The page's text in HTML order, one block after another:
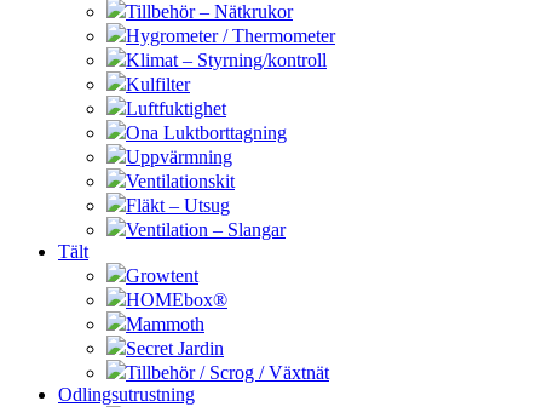
Tillbehör – Nätkrukor
Hygrometer / Thermometer
Klimat – Styrning/kontroll
Kulfilter
Luftfuktighet
Ona Luktborttagning
Uppvärmning
Ventilationskit
Fläkt – Utsug
Ventilation – Slangar
Tält
Growtent
HOMEbox®
Mammoth
Secret Jardin
Tillbehör / Scrog / Växtnät
Odlingsutrustning